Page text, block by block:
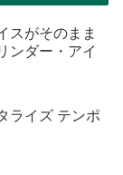
スがそのまま
ンダー・アイ
ライズ テンポ